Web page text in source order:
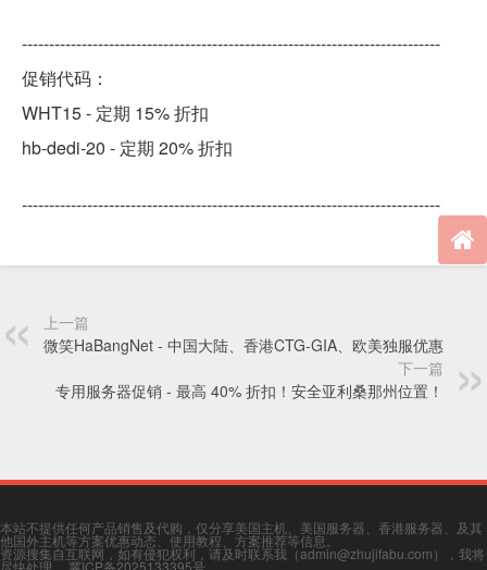
-----------------------------------------------------------------------------
促销代码：
WHT15 - 定期 15% 折扣
hb-dedi-20 - 定期 20% 折扣
-----------------------------------------------------------------------------
上一篇
微笑HaBangNet - 中国大陆、香港CTG-GIA、欧美独服优惠
下一篇
专用服务器促销 - 最高 40% 折扣！安全亚利桑那州位置！
本站不提供任何产品销售及代购，仅分享美国主机、美国服务器、香港服务器、及其
他国外主机等方案优惠动态、使用教程、方案推荐等信息。
资源搜集自互联网，如有侵犯权利，请及时联系我（admin@zhujifabu.com），我将
尽快处理。冀ICP备2025133395号